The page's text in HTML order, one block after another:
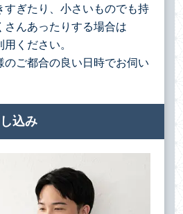
すぎたり、小さいものでも持
さんあったりする場合は
ください。
のご都合の良い日時でお伺い
込み